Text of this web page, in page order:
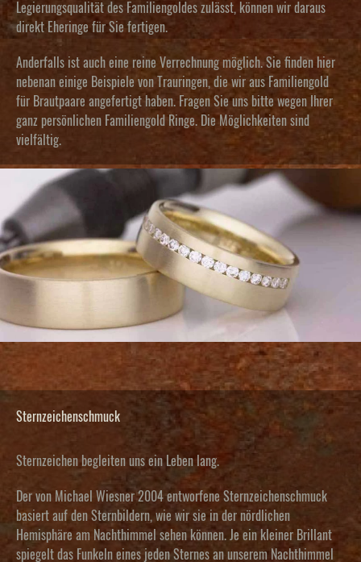
Legierungsqualität des Familiengoldes zulässt, können wir daraus
direkt Eheringe für Sie fertigen.
Anderfalls ist auch eine reine Verrechnung möglich. Sie finden hier
nebenan einige Beispiele von Trauringen, die wir aus Familiengold
für Brautpaare angefertigt haben. Fragen Sie uns bitte wegen Ihrer
ganz persönlichen Familiengold Ringe. Die Möglichkeiten sind
vielfältig.
Sternzeichenschmuck
Sternzeichen begleiten uns ein Leben lang.
Der von Michael Wiesner 2004 entworfene Sternzeichenschmuck
basiert auf den Sternbildern, wie wir sie in der nördlichen
Hemisphäre am Nachthimmel sehen können. Je ein kleiner Brillant
spiegelt das Funkeln eines jeden Sternes an unserem Nachthimmel